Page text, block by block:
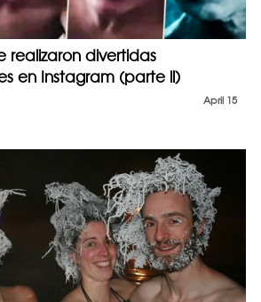
realizaron divertidas
en Instagram (parte ll)
April 15